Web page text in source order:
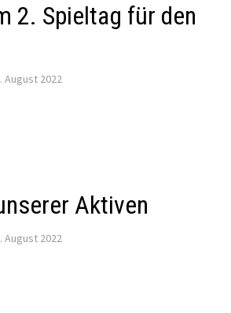
2. Spieltag für den
August 2022
Aktiven
August 2022